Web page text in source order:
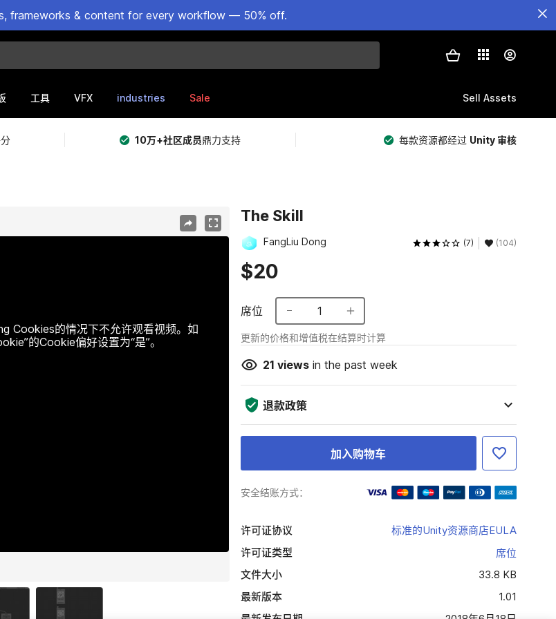
frameworks & content for every workflow — 50% off.
工具 VFX industries Sale Sell Assets
10万+社区成员鼎力支持 每款资源都经过 Unity 审核
Cookies的情况下不允许观看视频。如
的Cookie偏好设置为“是”。
The Skill
FangLiu Dong (7) (104)
$20
席位 1
更新的价格和增值税在结算时计算
21 viewsin the past week
退款政策
加入购物车
安全结账方式：
许可证协议
标准的Unity资源商店EULA
许可证类型
席位
文件大小
33.8 KB
最新版本
1.01